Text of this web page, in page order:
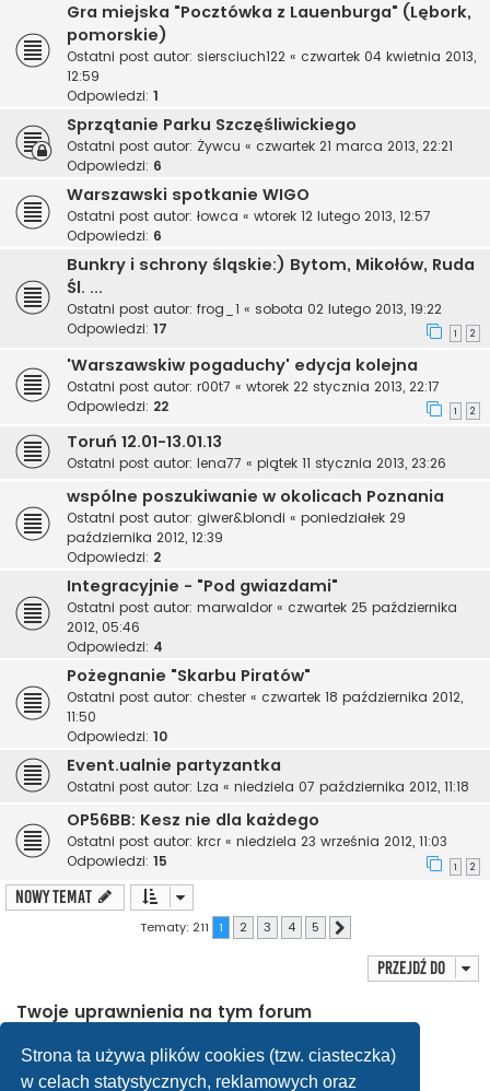
Strona ta używa plików cookies (tzw. ciasteczka)
w celach statystycznych, reklamowych oraz
Gra miejska "Pocztówka z Lauenburga" (Lębork,
pomorskie)
Ostatni post autor: siersciuch122 « czwartek 04 kwietnia 2013,
12:59
Odpowiedzi: 1
Sprzątanie Parku Szczęśliwickiego
Ostatni post autor: Żywcu « czwartek 21 marca 2013, 22:21
Odpowiedzi: 6
Warszawski spotkanie WIGO
Ostatni post autor: łowca « wtorek 12 lutego 2013, 12:57
Odpowiedzi: 6
Bunkry i schrony śląskie:) Bytom, Mikołów, Ruda
Śl. ...
Ostatni post autor: frog_1 « sobota 02 lutego 2013, 19:22
Odpowiedzi: 17 1 2
'Warszawskiw pogaduchy' edycja kolejna
Ostatni post autor: r00t7 « wtorek 22 stycznia 2013, 22:17
Odpowiedzi: 22 1 2
Toruń 12.01-13.01.13
Ostatni post autor: lena77 « piątek 11 stycznia 2013, 23:26
wspólne poszukiwanie w okolicach Poznania
Ostatni post autor: giwer&blondi « poniedziałek 29
października 2012, 12:39
Odpowiedzi: 2
Integracyjnie - "Pod gwiazdami"
Ostatni post autor: marwaldor « czwartek 25 października
2012, 05:46
Odpowiedzi: 4
Pożegnanie "Skarbu Piratów"
Ostatni post autor: chester « czwartek 18 października 2012,
11:50
Odpowiedzi: 10
Event.ualnie partyzantka
Ostatni post autor: Lza « niedziela 07 października 2012, 11:18
OP56BB: Kesz nie dla każdego
Ostatni post autor: krcr « niedziela 23 września 2012, 11:03
Odpowiedzi: 15 1 2
NOWY TEMAT
Tematy: 211 1 2 3 4 5
Przejdź do
Twoje uprawnienia na tym forum
Nie możeszodpowiadać w tematach
Nie możesz
zmieniać swoich postów